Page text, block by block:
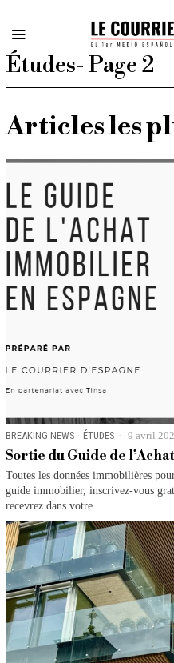
Études- Page 2
Articles les
BREAKING NEWS · ÉTUDES 9 avril
Sortie du Guide de
Toutes les données immobilières
guide immobilier, inscrivez-vous
recevrez dans votre